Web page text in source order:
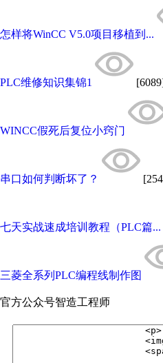
怎样将WinCC V5.0项目移植到...
PLC维修知识集锦1
WINCC假死后复位小窍门
串口如何判断坏了？
七天实战速成培训教程（PLC篇...
三菱全系列PLC编程线制作图
官方公众号智造工程师